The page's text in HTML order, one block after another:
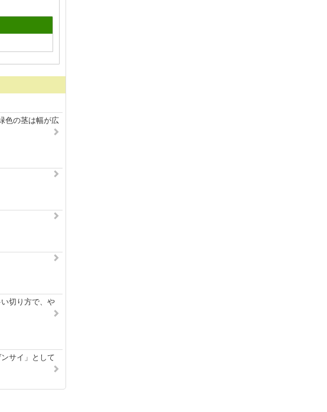
色の茎は幅が広
切り方で、や
サイ」として